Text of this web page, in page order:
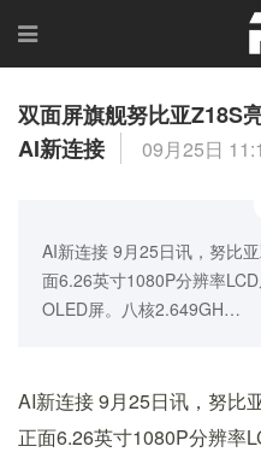
双面屏旗舰努比亚Z18S
AI新连接
09月25日
AI新连接 9月25日讯，努比
面6.26英寸1080P分辨率
OLED屏。八核2.649GH…
AI新连接 9月25日讯，努比
正面6.26英寸1080P分辨率